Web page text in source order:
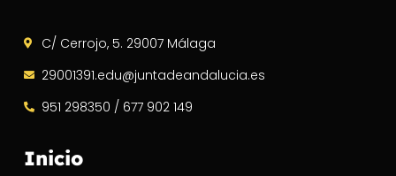
C/ Cerrojo, 5. 29007 Málaga
29001391.edu@juntadeandalucia.es
951 298350 / 677 902 149
Inicio